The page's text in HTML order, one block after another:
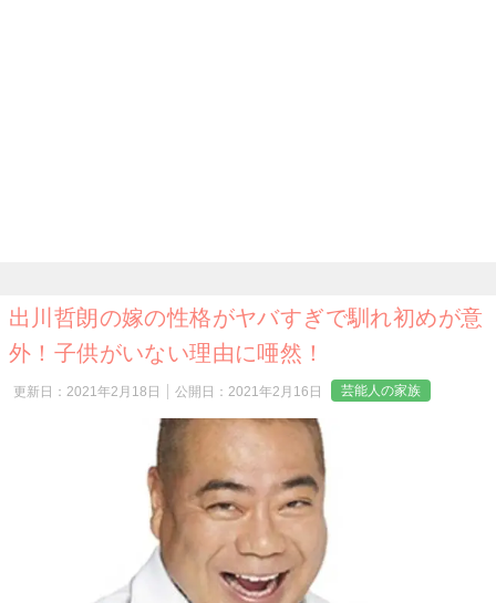
出川哲朗の嫁の性格がヤバすぎで馴れ初めが意
外！子供がいない理由に唖然！
更新日： 2021年2月18日 公開日： 2021年2月16日 芸能人の家族